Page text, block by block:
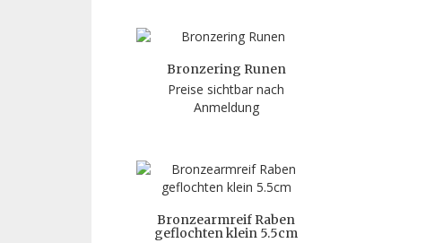
Bronzering Runen
Preise sichtbar nach
Anmeldung
Bronzearmreif Raben
geflochten klein 5.5cm